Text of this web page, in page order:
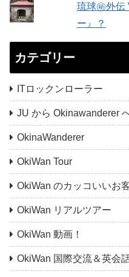
琉球㊙︎外伝
ー』？
カテゴリー
ITロックンローラー
JU から Okinawanderer
OkinaWanderer
OkiWan Tour
OkiWan のカッコいいお
OkiWan リアルツアー
OkiWan 動画！
OkiWan 国際交流＆英会